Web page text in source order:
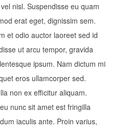
nisl. Suspendisse eu quam
erat eget, dignissim sem.
et odio auctor laoreet sed id
ut arcu tempor, gravida
ipsum. Nam dictum mi
eros ullamcorper sed.
non ex efficitur aliquam.
nunc sit amet est fringilla
iaculis ante. Proin varius,